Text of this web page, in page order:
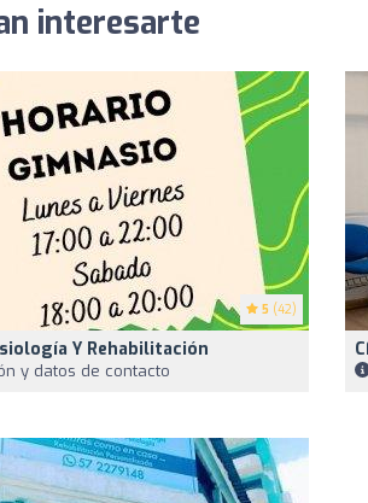
interesarte
5 (42)
Y Rehabilitación
y datos de contacto